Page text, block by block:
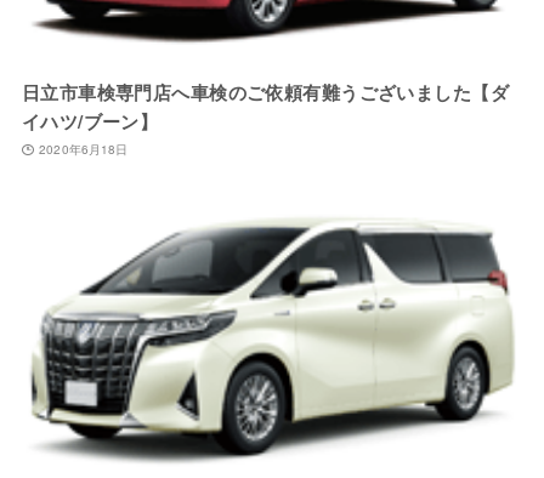
日立市車検専門店へ車検のご依頼有難うございました【ダ
イハツ/ブーン】
2020年6月18日